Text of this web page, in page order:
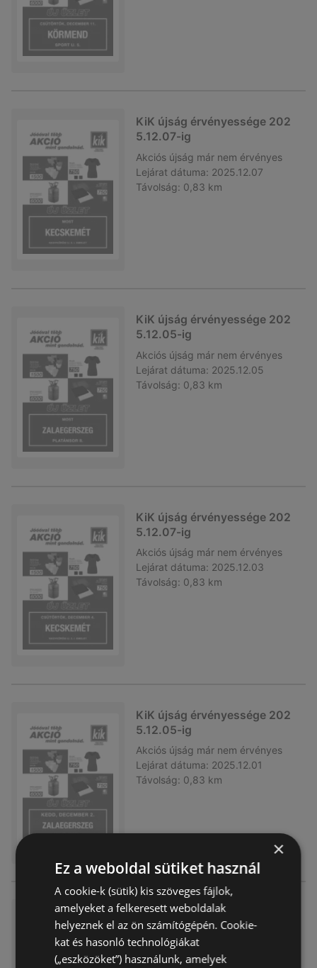
KiK újság érvényessége 202
5.12.07-ig
Akciós újság már nem érvényes
Lejárat dátuma: 2025.12.07
Távolság: 0,83 km
KiK újság érvényessége 202
5.12.05-ig
Akciós újság már nem érvényes
Lejárat dátuma: 2025.12.05
Távolság: 0,83 km
KiK újság érvényessége 202
5.12.07-ig
Akciós újság már nem érvényes
Lejárat dátuma: 2025.12.03
Távolság: 0,83 km
KiK újság érvényessége 202
5.12.05-ig
Akciós újság már nem érvényes
Lejárat dátuma: 2025.12.01
Távolság: 0,83 km
KiK újság érvényessége 202
5.11.23-ig
Akciós újság már nem érvényes
Lejárat dátuma: 2025.11.23
×
Ez a weboldal sütiket használ
A cookie-k (sütik) kis szöveges fájlok,
amelyeket a felkeresett weboldalak
helyeznek el az ön számítógépén. Cookie-
kat és hasonló technológiákat
(„eszközöket”) használunk, amelyek